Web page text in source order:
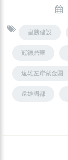
皇勝建設
冠德鼎華
遠雄左岸紫金園
遠雄國都